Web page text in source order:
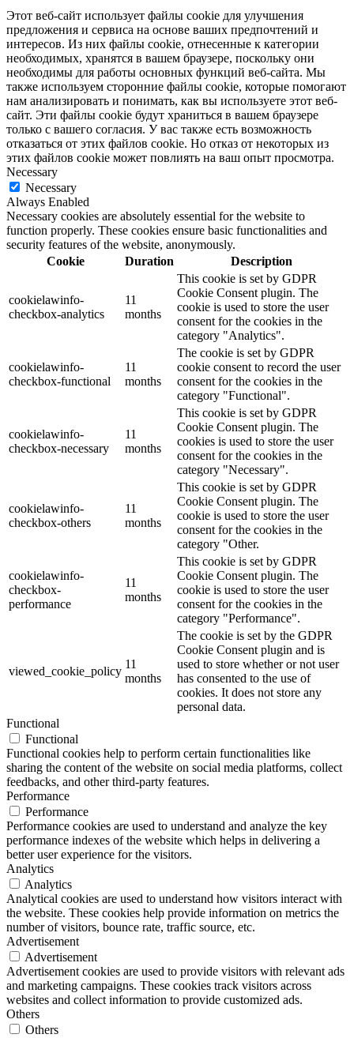
Этот веб-сайт использует файлы cookie для улучшения
предложения и сервиса на основе ваших предпочтений и
интересов. Из них файлы cookie, отнесенные к категории
необходимых, хранятся в вашем браузере, поскольку они
необходимы для работы основных функций веб-сайта. Мы
также используем сторонние файлы cookie, которые помогают
нам анализировать и понимать, как вы используете этот веб-
сайт. Эти файлы cookie будут храниться в вашем браузере
только с вашего согласия. У вас также есть возможность
отказаться от этих файлов cookie. Но отказ от некоторых из
этих файлов cookie может повлиять на ваш опыт просмотра.
Necessary
Necessary
Always Enabled
Necessary cookies are absolutely essential for the website to
function properly. These cookies ensure basic functionalities and
security features of the website, anonymously.
Cookie
Duration Description
cookielawinfo-
checkbox-analytics
11
months
This cookie is set by GDPR
Cookie Consent plugin. The
cookie is used to store the user
consent for the cookies in the
category "Analytics".
cookielawinfo-
checkbox-functional
11
months
The cookie is set by GDPR
cookie consent to record the user
consent for the cookies in the
category "Functional".
cookielawinfo-
checkbox-necessary
11
months
This cookie is set by GDPR
Cookie Consent plugin. The
cookies is used to store the user
consent for the cookies in the
category "Necessary".
cookielawinfo-
checkbox-others
11
months
This cookie is set by GDPR
Cookie Consent plugin. The
cookie is used to store the user
consent for the cookies in the
category "Other.
cookielawinfo-
checkbox-
performance
11
months
This cookie is set by GDPR
Cookie Consent plugin. The
cookie is used to store the user
consent for the cookies in the
category "Performance".
viewed_cookie_policy
11
months
The cookie is set by the GDPR
Cookie Consent plugin and is
used to store whether or not user
has consented to the use of
cookies. It does not store any
personal data.
Functional
Functional
Functional cookies help to perform certain functionalities like
sharing the content of the website on social media platforms, collect
feedbacks, and other third-party features.
Performance
Performance
Performance cookies are used to understand and analyze the key
performance indexes of the website which helps in delivering a
better user experience for the visitors.
Analytics
Analytics
Analytical cookies are used to understand how visitors interact with
the website. These cookies help provide information on metrics the
number of visitors, bounce rate, traffic source, etc.
Advertisement
Advertisement
Advertisement cookies are used to provide visitors with relevant ads
and marketing campaigns. These cookies track visitors across
websites and collect information to provide customized ads.
Others
Others